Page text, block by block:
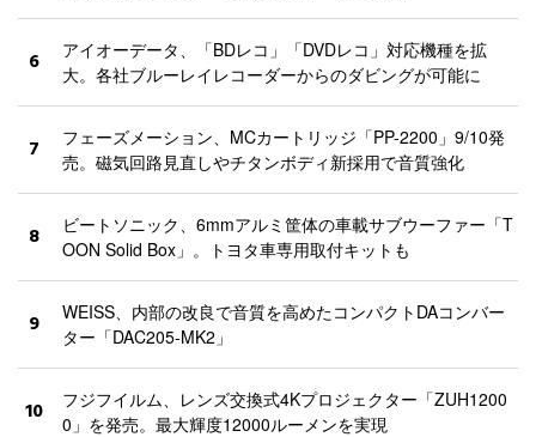
6
アイオーデータ、「BDレコ」「DVDレコ」対応機種を拡
大。各社ブルーレイレコーダーからのダビングが可能に
7
フェーズメーション、MCカートリッジ「PP-2200」9/10発
売。磁気回路見直しやチタンボディ新採用で音質強化
8
ビートソニック、6mmアルミ筐体の車載サブウーファー「T
OON Solid Box」。トヨタ車専用取付キットも
9
WEISS、内部の改良で音質を高めたコンパクトDAコンバー
ター「DAC205-MK2」
10
フジフイルム、レンズ交換式4Kプロジェクター「ZUH1200
0」を発売。最大輝度12000ルーメンを実現